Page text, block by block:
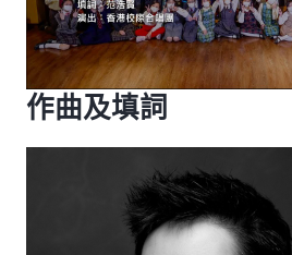
作曲及填詞